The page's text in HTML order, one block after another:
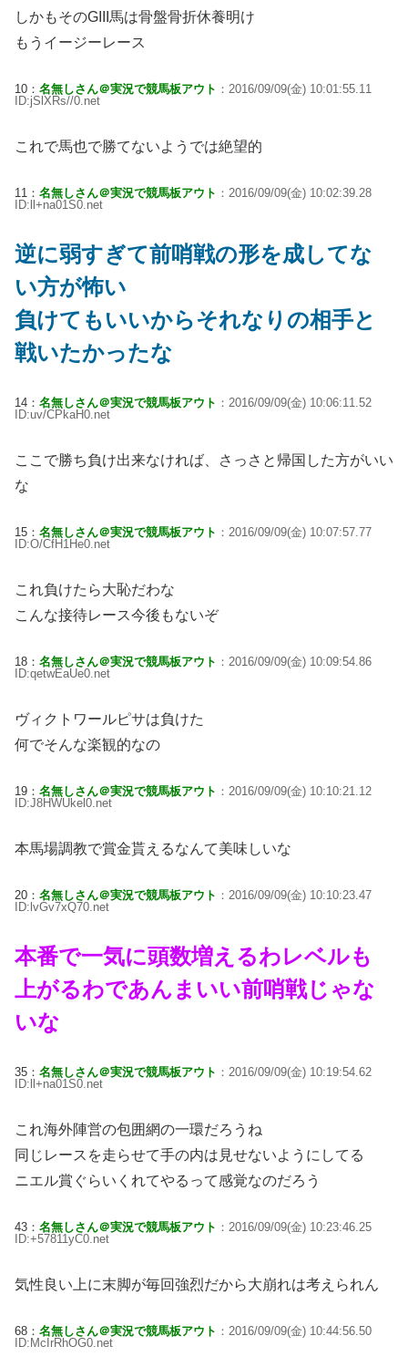
しかもそのGIII馬は骨盤骨折休養明け
もうイージーレース
10： 名無しさん＠実況で競馬板アウト ：2016/09/09(金) 10:01:55.11
ID:jSlXRs//0.net
これで馬也で勝てないようでは絶望的
11： 名無しさん＠実況で競馬板アウト ：2016/09/09(金) 10:02:39.28
ID:ll+na01S0.net
逆に弱すぎて前哨戦の形を成してな
い方が怖い
負けてもいいからそれなりの相手と
戦いたかったな
14： 名無しさん＠実況で競馬板アウト ：2016/09/09(金) 10:06:11.52
ID:uv/CPkaH0.net
ここで勝ち負け出来なければ、さっさと帰国した方がいい
な
15： 名無しさん＠実況で競馬板アウト ：2016/09/09(金) 10:07:57.77
ID:O/CfH1He0.net
これ負けたら大恥だわな
こんな接待レース今後もないぞ
18： 名無しさん＠実況で競馬板アウト ：2016/09/09(金) 10:09:54.86
ID:qetwEaUe0.net
ヴィクトワールピサは負けた
何でそんな楽観的なの
19： 名無しさん＠実況で競馬板アウト ：2016/09/09(金) 10:10:21.12
ID:J8HWUkel0.net
本馬場調教で賞金貰えるなんて美味しいな
20： 名無しさん＠実況で競馬板アウト ：2016/09/09(金) 10:10:23.47
ID:lvGv7xQ70.net
本番で一気に頭数増えるわレベルも
上がるわであんまいい前哨戦じゃな
いな
35： 名無しさん＠実況で競馬板アウト ：2016/09/09(金) 10:19:54.62
ID:ll+na01S0.net
これ海外陣営の包囲網の一環だろうね
同じレースを走らせて手の内は見せないようにしてる
ニエル賞ぐらいくれてやるって感覚なのだろう
43： 名無しさん＠実況で競馬板アウト ：2016/09/09(金) 10:23:46.25
ID:+57811yC0.net
気性良い上に末脚が毎回強烈だから大崩れは考えられん
68： 名無しさん＠実況で競馬板アウト ：2016/09/09(金) 10:44:56.50
ID:McIrRhOG0.net